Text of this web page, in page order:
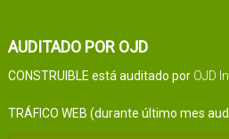
AUDITADO POR OJD
CONSTRUIBLE está auditado por OJD
TRÁFICO WEB (durante último mes